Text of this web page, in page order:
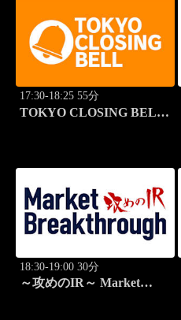
17:30-18:25 55分
TOKYO CLOSING BELL
18:30-19:00 30分
～攻めのIR～ Market